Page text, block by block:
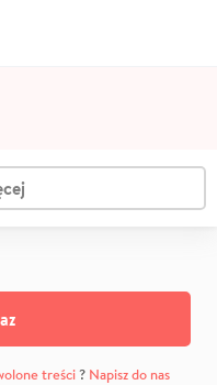
treści? Napisz do nas